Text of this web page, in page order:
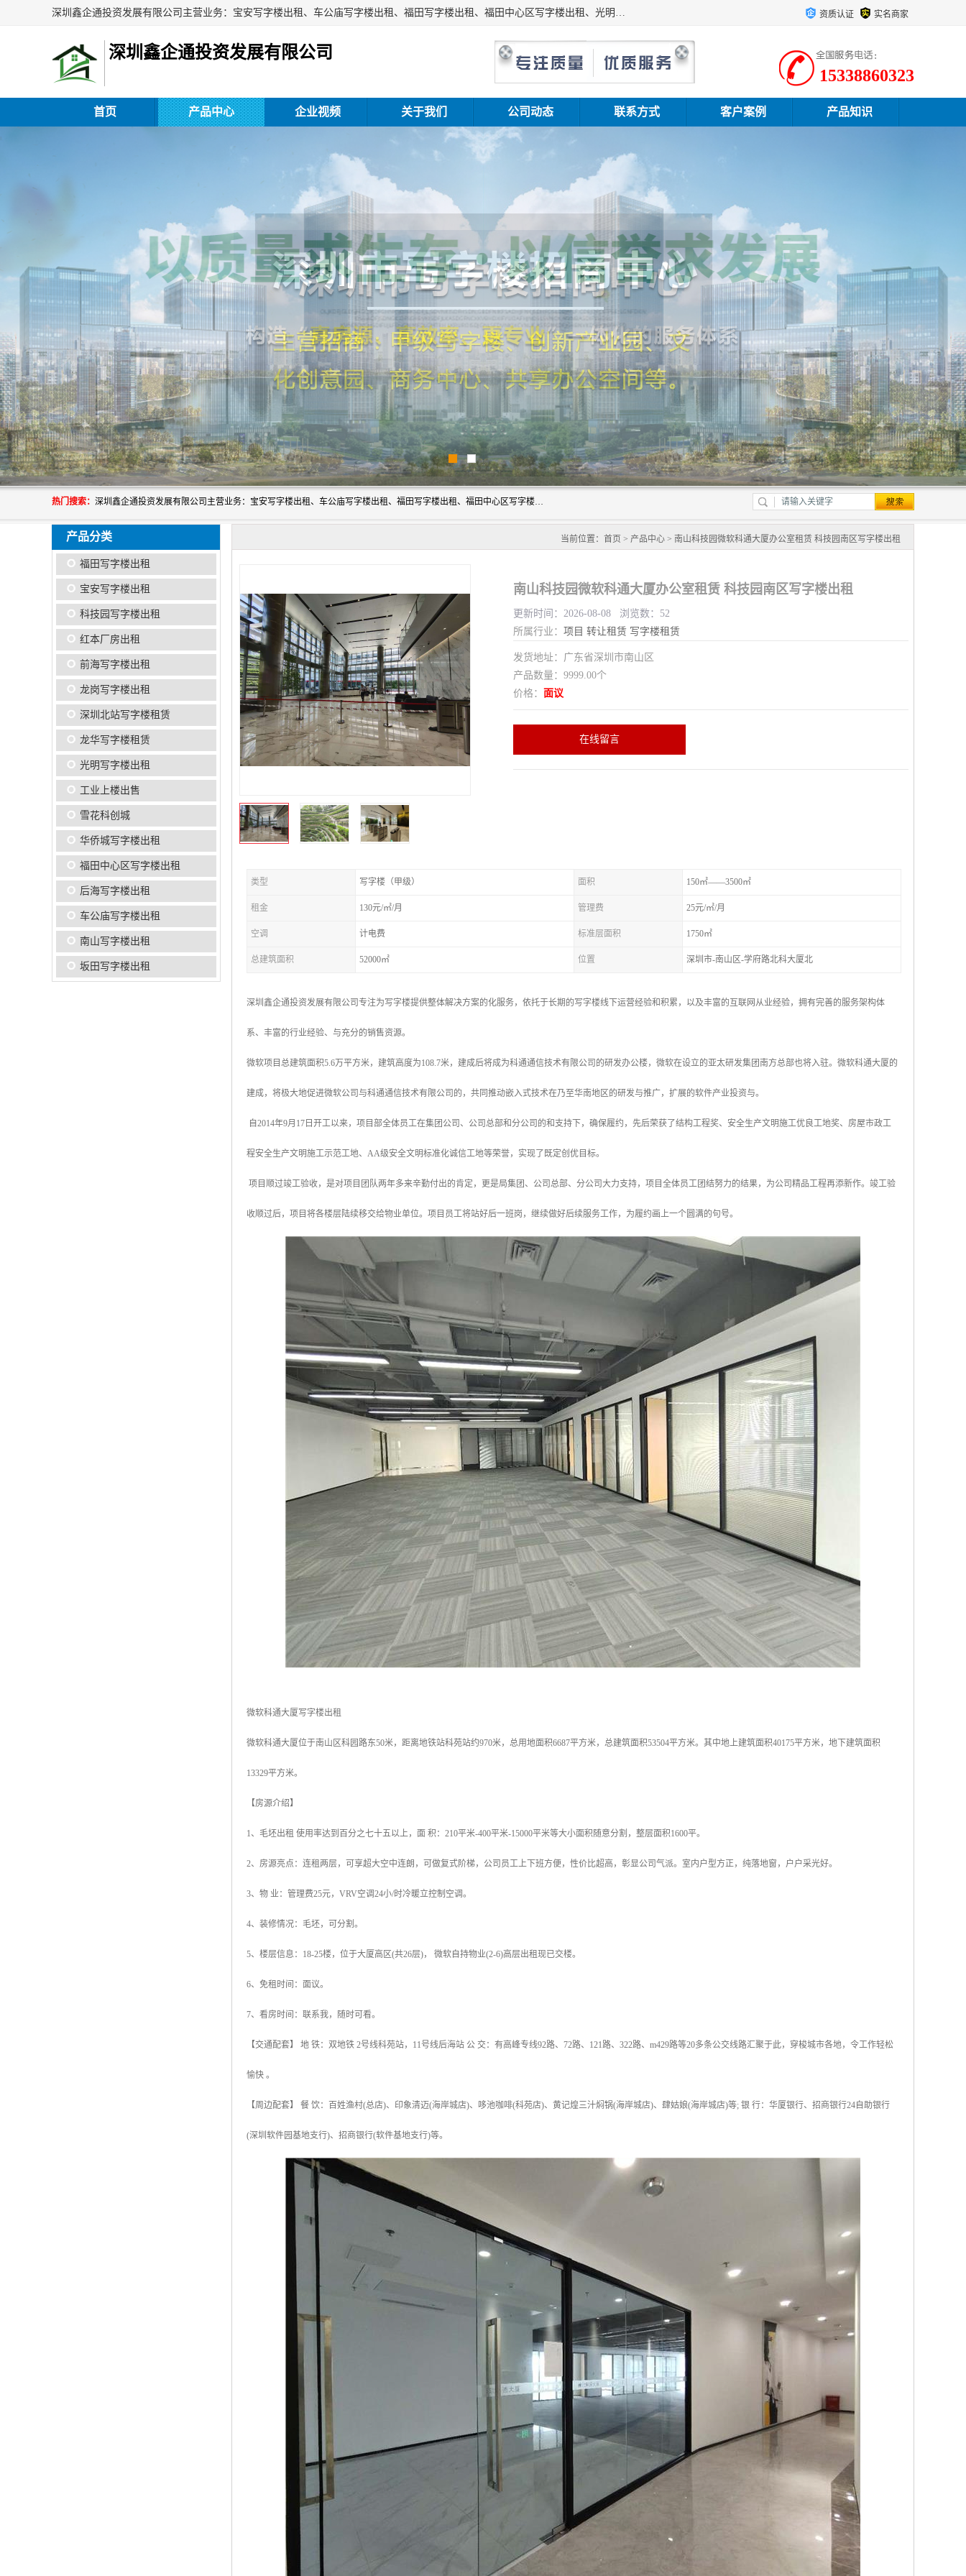
深圳鑫企通投资发展有限公司主营业务：宝安写字楼出租、车公庙写字楼出租、福田写字楼出租、福田中心区写字楼出租、光明写字楼出租、后海写字楼出租、科技园写字楼出租、南山写字楼出租等。公司专注为写字楼提供整体解决方案的化服务，依托于长期的写字楼线下运营经验和积累，以及丰富的互联网从业经验，拥有完善的服务架构体系、丰富的行业经验、与充分的销售资源。 资质认证 实名商家
深圳鑫企通投资发展有限公司
15338860323
首页 产品中心 企业视频 关于我们 公司动态 联系方式 客户案例 产品知识
热门搜索： 深圳鑫企通投资发展有限公司主营业务：宝安写字楼出租、车公庙写字楼出租、福田写字楼出租、福田中心区写字楼出租、光明写字楼出租、后海写字楼出租、科技园写字楼出租、南山写字楼出租等。公司专注为写字楼提供整体解决方案的化服务，依托于长期的写字楼线下运营经验和积累，以及丰富的互联网从业经验，拥有完善的服务架构体系、丰富的行业经验、与充分的销售资源。
产品分类
福田写字楼出租
宝安写字楼出租
科技园写字楼出租
红本厂房出租
前海写字楼出租
龙岗写字楼出租
深圳北站写字楼租赁
龙华写字楼租赁
光明写字楼出租
工业上楼出售
雪花科创城
华侨城写字楼出租
福田中心区写字楼出租
后海写字楼出租
车公庙写字楼出租
南山写字楼出租
坂田写字楼出租
当前位置： 首页 > 产品中心 > 南山科技园微软科通大厦办公室租赁 科技园南区写字楼出租
南山科技园微软科通大厦办公室租赁 科技园南区写字楼出租
更新时间：2026-08-08 浏览数：52
所属行业： 项目 转让租赁 写字楼租赁
发货地址：广东省深圳市南山区
产品数量：9999.00个
价格： 面议
在线留言
类型 写字楼（甲级） 面积 150㎡——3500㎡
租金 130元/㎡/月 管理费 25元/㎡/月
空调 计电费 标准层面积 1750㎡
总建筑面积 52000㎡ 位置 深圳市-南山区-学府路北科大厦北
深圳鑫企通投资发展有限公司专注为写字楼提供整体解决方案的化服务，依托于长期的写字楼线下运营经验和积累，以及丰富的互联网从业经验，拥有完善的服务架构体
系、丰富的行业经验、与充分的销售资源。
微软项目总建筑面积5.6万平方米，建筑高度为108.7米，建成后将成为科通通信技术有限公司的研发办公楼，微软在设立的亚太研发集团南方总部也将入驻。微软科通大厦的
建成，将极大地促进微软公司与科通通信技术有限公司的，共同推动嵌入式技术在乃至华南地区的研发与推广，扩展的软件产业投资与。
自2014年9月17日开工以来，项目部全体员工在集团公司、公司总部和分公司的和支持下，确保履约，先后荣获了结构工程奖、安全生产文明施工优良工地奖、房屋市政工
程安全生产文明施工示范工地、AA级安全文明标准化诚信工地等荣誉，实现了既定创优目标。
项目顺过竣工验收，是对项目团队两年多来辛勤付出的肯定，更是局集团、公司总部、分公司大力支持，项目全体员工团结努力的结果，为公司精品工程再添新作。竣工验
收顺过后，项目将各楼层陆续移交给物业单位。项目员工将站好后一班岗，继续做好后续服务工作，为履约画上一个圆满的句号。
微软科通大厦写字楼出租
微软科通大厦位于南山区科园路东50米，距离地铁站科苑站约970米，总用地面积6687平方米，总建筑面积53504平方米。其中地上建筑面积40175平方米，地下建筑面积
13329平方米。
【房源介绍】
1、毛坯出租 使用率达到百分之七十五以上，面 积：210平米-400平米-15000平米等大小面积随意分割，整层面积1600平。
2、房源亮点：连租两层，可享超大空中连朗，可做复式阶梯，公司员工上下班方便，性价比超高，彰显公司气派。室内户型方正，纯落地窗，户户采光好。
3、物 业：管理费25元，VRV空调24小/时冷暖立控制空调。
4、装修情况：毛坯，可分割。
5、楼层信息：18-25楼，位于大厦高区(共26层)， 微软自持物业(2-6)高层出租现已交楼。
6、免租时间：面议。
7、看房时间：联系我，随时可看。
【交通配套】 地 铁：双地铁 2号线科苑站，11号线后海站 公 交：有高峰专线92路、72路、121路、322路、m429路等20多条公交线路汇聚于此，穿梭城市各地，令工作轻松
愉快 。
【周边配套】 餐 饮：百姓渔村(总店)、印象清迈(海岸城店)、哆池咖啡(科苑店)、黄记煌三汁焖锅(海岸城店)、肆姑娘(海岸城店)等; 银 行：华厦银行、招商银行24自助银行
(深圳软件园基地支行)、招商银行(软件基地支行)等。